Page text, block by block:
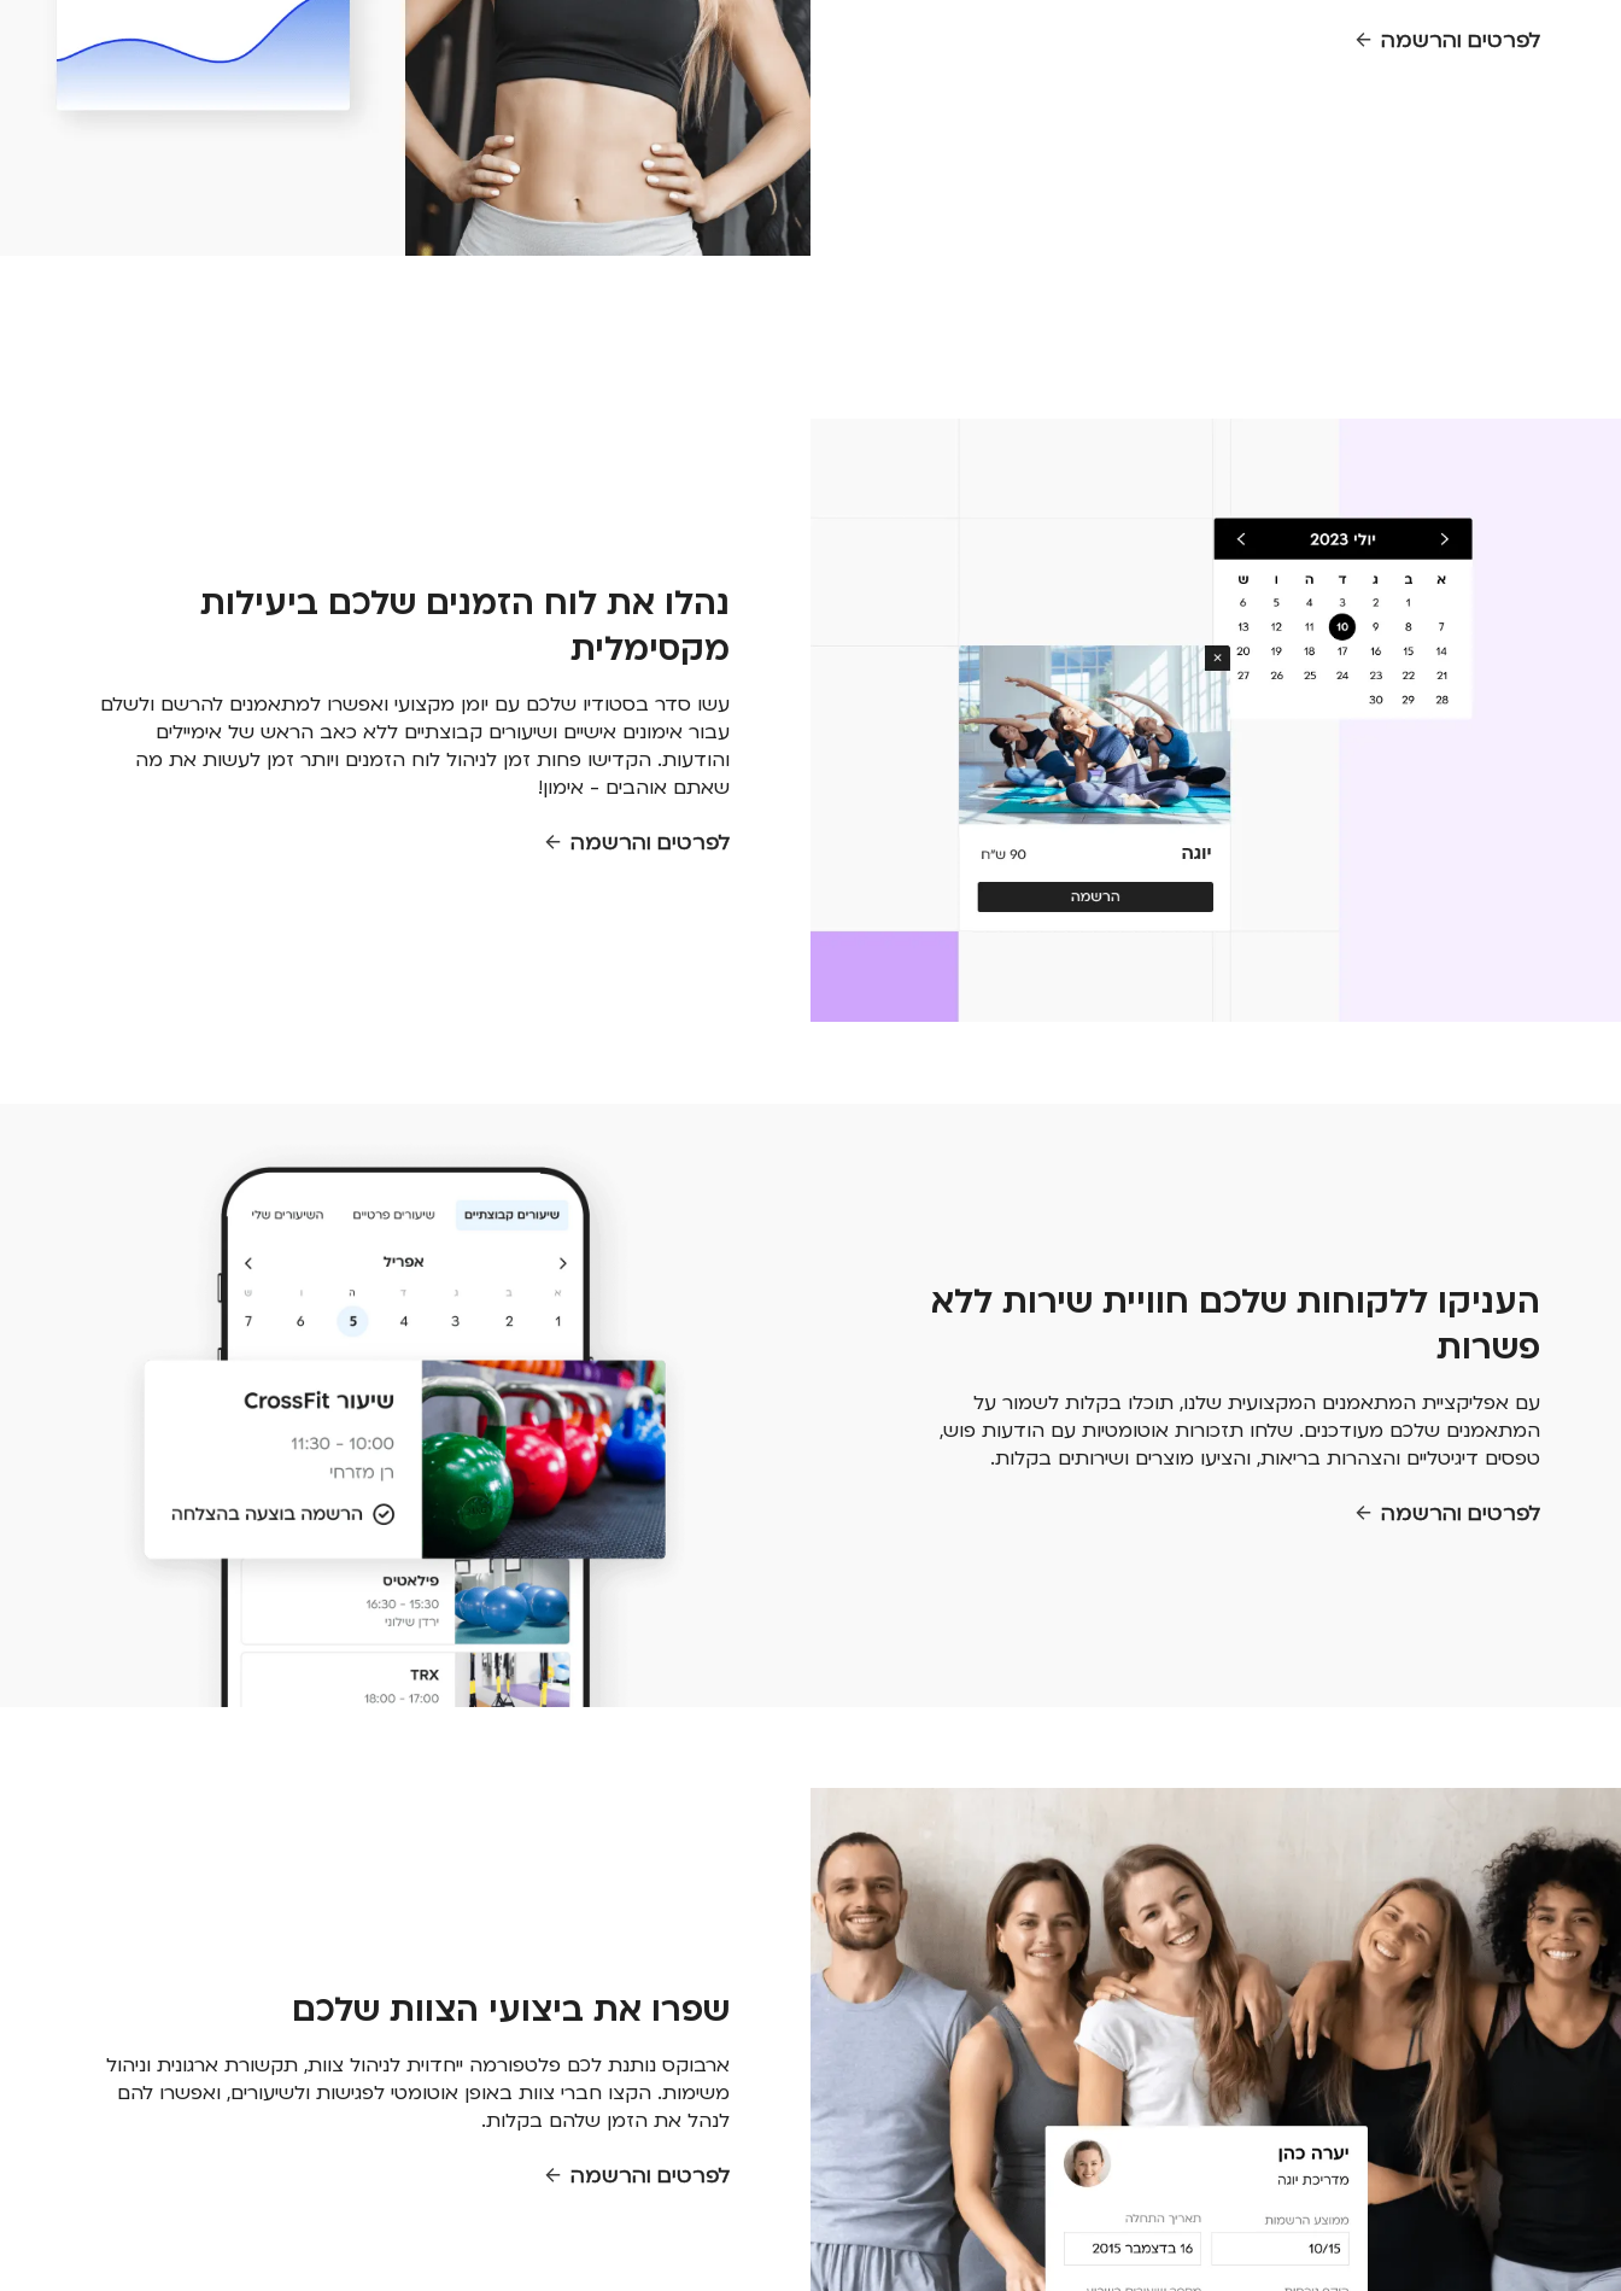
לפרטים והרשמה
נהלו את לוח הזמנים שלכם ביעילות
מקסימלית
עשו סדר בסטודיו שלכם עם יומן מקצועי ואפשרו למתאמנים להרשם ולשלם
עבור אימונים אישיים ושיעורים קבוצתיים ללא כאב הראש של אימיילים
והודעות. הקדישו פחות זמן לניהול לוח הזמנים ויותר זמן לעשות את מה
שאתם אוהבים - אימון!
לפרטים והרשמה
העניקו ללקוחות שלכם חוויית שירות ללא
פשרות
עם אפליקציית המתאמנים המקצועית שלנו, תוכלו בקלות לשמור על
המתאמנים שלכם מעודכנים. שלחו תזכורות אוטומטיות עם הודעות פוש,
טפסים דיגיטליים והצהרות בריאות, והציעו מוצרים ושירותים בקלות.
לפרטים והרשמה
שפרו את ביצועי הצוות שלכם
ארבוקס נותנת לכם פלטפורמה ייחדוית לניהול צוות, תקשורת ארגונית וניהול
משימות. הקצו חברי צוות באופן אוטומטי לפגישות ולשיעורים, ואפשרו להם
לנהל את הזמן שלהם בקלות.
לפרטים והרשמה